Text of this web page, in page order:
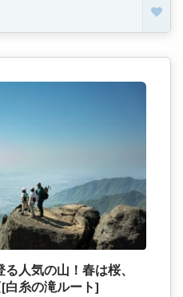
人気の山！春は桜、
糸の滝ルート]